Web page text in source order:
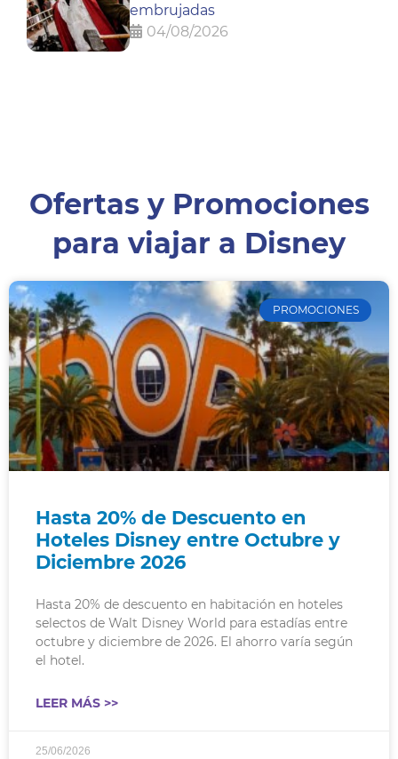
embrujadas
04/08/2026
Ofertas y Promociones
para viajar a Disney
PROMOCIONES
Hasta 20% de Descuento en
Hoteles Disney entre Octubre y
Diciembre 2026
Hasta 20% de descuento en habitación en hoteles
selectos de Walt Disney World para estadías entre
octubre y diciembre de 2026. El ahorro varía según
el hotel.
LEER MÁS >>
25/06/2026